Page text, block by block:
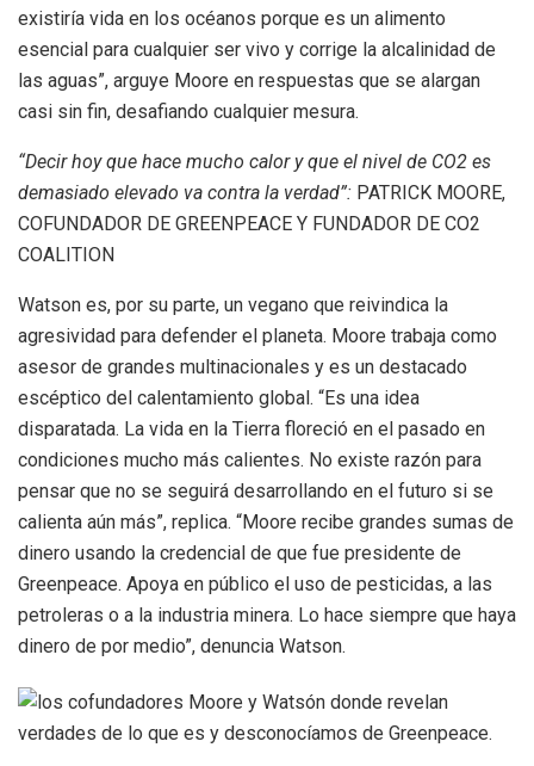
existiría vida en los océanos porque es un alimento
esencial para cualquier ser vivo y corrige la alcalinidad de
las aguas”, arguye Moore en respuestas que se alargan
casi sin fin, desafiando cualquier mesura.
“Decir hoy que hace mucho calor y que el nivel de CO2 es
demasiado elevado va contra la verdad”: PATRICK MOORE,
COFUNDADOR DE GREENPEACE Y FUNDADOR DE CO2
COALITION
Watson es, por su parte, un vegano que reivindica la
agresividad para defender el planeta. Moore trabaja como
asesor de grandes multinacionales y es un destacado
escéptico del calentamiento global. “Es una idea
disparatada. La vida en la Tierra floreció en el pasado en
condiciones mucho más calientes. No existe razón para
pensar que no se seguirá desarrollando en el futuro si se
calienta aún más”, replica. “Moore recibe grandes sumas de
dinero usando la credencial de que fue presidente de
Greenpeace. Apoya en público el uso de pesticidas, a las
petroleras o a la industria minera. Lo hace siempre que haya
dinero de por medio”, denuncia Watson.